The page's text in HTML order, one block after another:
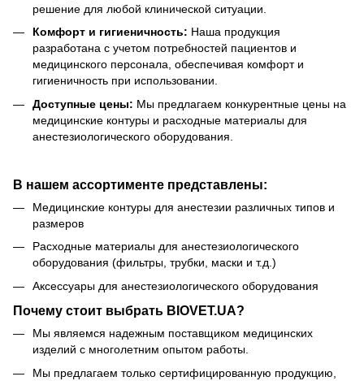
решение для любой клинической ситуации.
Комфорт и гигиеничность: Наша продукция
разработана с учетом потребностей пациентов и
медицинского персонала, обеспечивая комфорт и
гигиеничность при использовании.
Доступные цены: Мы предлагаем конкурентные цены на
медицинские контуры и расходные материалы для
анестезиологического оборудования.
В нашем ассортименте представлены:
Медицинские контуры для анестезии различных типов и
размеров
Расходные материалы для анестезиологического
оборудования (фильтры, трубки, маски и т.д.)
Аксессуары для анестезиологического оборудования
Почему стоит выбрать BIOVET.UA?
Мы являемся надежным поставщиком медицинских
изделий с многолетним опытом работы.
Мы предлагаем только сертифицированную продукцию,